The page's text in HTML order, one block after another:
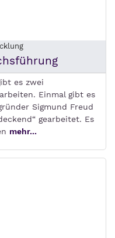
es zwei
Einmal gibt es
Sigmund Freud
gearbeitet. Es
mehr...